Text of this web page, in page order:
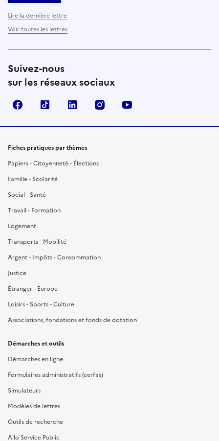
Lire la dernière lettre
Voir toutes les lettres
Suivez-nous
sur les réseaux sociaux
FacebookTikTok LinkedIn Instagram
Fiches pratiques par thèmes
Papiers - Citoyenneté - Élections
Famille - Scolarité
Social - Santé
Travail - Formation
Logement
Transports - Mobilité
Argent - Impôts - Consommation
Justice
Étranger - Europe
Loisirs - Sports - Culture
Associations, fondations et fonds de dotation
Démarches et outils
Démarches en ligne
Formulaires administratifs (cerfas)
Simulateurs
Modèles de lettres
Outils de recherche
Allo Service Public